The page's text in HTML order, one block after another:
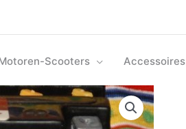
Scooters Accessoires